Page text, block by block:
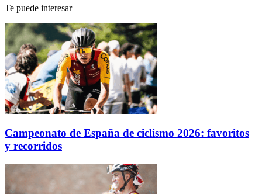
Te puede interesar
Campeonato de España de ciclismo 2026: favoritos
y recorridos